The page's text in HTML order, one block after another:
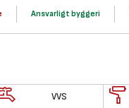
Ansvarligt byggeri
VVS